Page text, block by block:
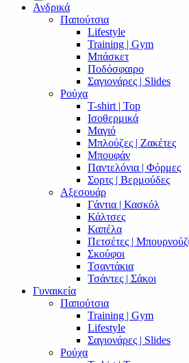
Ανδρικά
Παπούτσια
Lifestyle
Training | Gym
Μπάσκετ
Ποδόσφαιρο
Σαγιονάρες | Slides
Ρούχα
T-shirt | Top
Ισοθερμικά
Μαγιό
Μπλούζες | Ζακέτες
Μπουφάν
Παντελόνια | Φόρμες
Σορτς | Βερμούδες
Αξεσουάρ
Γάντια | Κασκόλ
Κάλτσες
Καπέλα
Πετσέτες |
Σκούφοι
Τσαντάκια
Τσάντες | Σάκοι
Γυναικεία
Παπούτσια
Training | Gym
Lifestyle
Σαγιονάρες | Slides
Ρούχα